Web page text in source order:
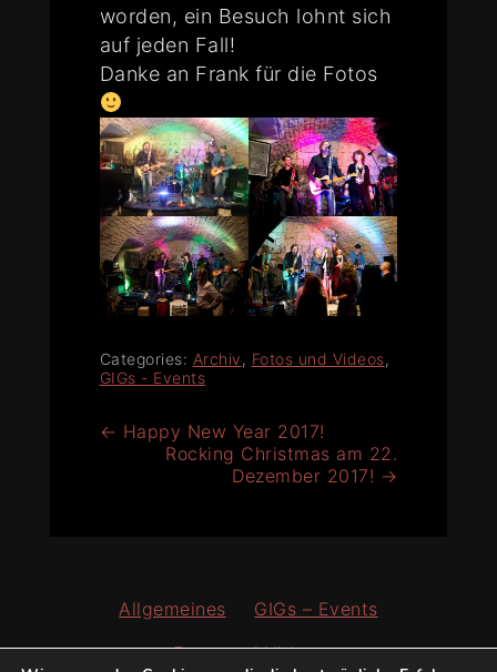
worden, ein Besuch lohnt sich
auf jeden Fall!
Danke an Frank für die Fotos
Categories: Archiv , Fotos und Videos,
GIGs - Events
Beitragsnavigation
← Happy New Year 2017!
Rocking Christmas am 22.
Dezember 2017! →
Allgemeines
GIGs – Events
Fotos und Videos